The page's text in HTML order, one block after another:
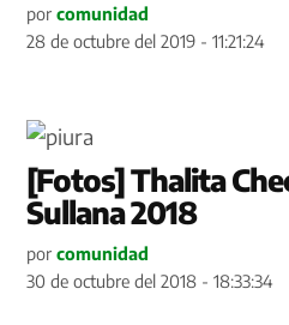
por comunidad
28 de octubre del 2019 - 11:21:24
[Fotos] Thalita
Sullana 2018
por comunidad
30 de octubre del 2018 - 18:33:34